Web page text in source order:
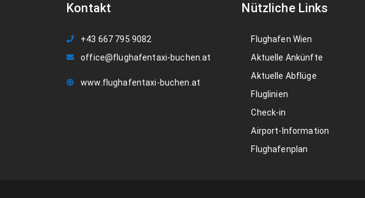
Kontakt
+43 667 795 9082
office@flughafentaxi-buchen.at
www.flughafentaxi-buchen.at
Nützliche Links
Flughafen Wien
Aktuelle Ankünfte
Aktuelle Abflüge
Fluglinien
Check-in
Airport-Information
Flughafenplan